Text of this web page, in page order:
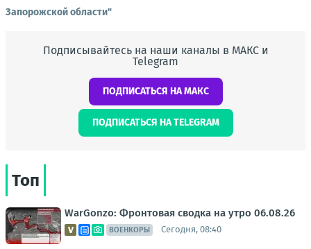
Запорожской области"
Подписывайтесь на наши каналы в МАКС и
Telegram
ПОДПИСАТЬСЯ НА МАКС
ПОДПИСАТЬСЯ НА TELEGRAM
Топ
WarGonzo: Фронтовая сводка на утро 06.08.26
ВОЕНКОРЫ Сегодня, 08:40